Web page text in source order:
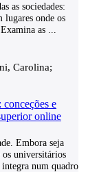
as sociedades:
lugares onde os
as
Carolina;
e
online
Embora seja
os universitários
integra num quadro